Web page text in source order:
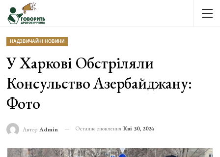
НАДЗВИЧАЙНІ НОВИНИ
У Харкові Обстріляли
Консульство Азербайджану:
Фото
Автор Admin Останнє оновлення Кві 30, 2024